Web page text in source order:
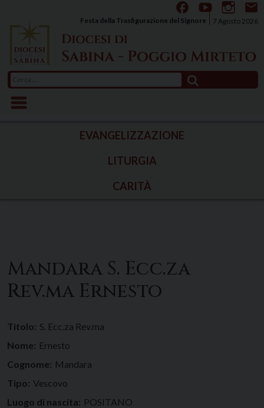
content
7 Agosto 2026
Festa della Trasfigurazione del Signore
per:
EVANGELIZZAZIONE
LITURGIA
CARITÀ
Mandara S. Ecc.za
Rev.ma Ernesto
Titolo: S. Ecc.za Rev.ma
Nome: Ernesto
Cognome: Mandara
Tipo: Vescovo
Luogo di nascita: POSITANO